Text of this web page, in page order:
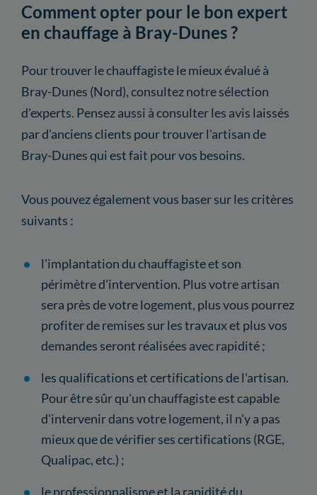
Comment opter pour le bon expert
en chauffage à Bray-Dunes ?
Pour trouver le chauffagiste le mieux évalué à
Bray-Dunes (Nord), consultez notre sélection
d'experts. Pensez aussi à consulter les avis laissés
par d'anciens clients pour trouver l'artisan de
Bray-Dunes qui est fait pour vos besoins.
Vous pouvez également vous baser sur les critères
suivants :
l'implantation du chauffagiste et son
périmètre d'intervention. Plus votre artisan
sera près de votre logement, plus vous pourrez
profiter de remises sur les travaux et plus vos
demandes seront réalisées avec rapidité ;
les qualifications et certifications de l'artisan.
Pour être sûr qu'un chauffagiste est capable
d'intervenir dans votre logement, il n'y a pas
mieux que de vérifier ses certifications (RGE,
Qualipac, etc.) ;
le professionnalisme et la rapidité du